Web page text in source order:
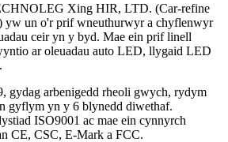
Xing HIR, LTD. (Car-refine
yw un o'r prif wneuthurwyr a chyflenwyr
ceir yn y byd. Mae ein prif linell
ar oleuadau auto LED, llygaid LED
gydag arbenigedd rheoli gwych, rydym
gyflym yn y 6 blynedd diwethaf.
ISO9001 ac mae ein cynnyrch
CE, CSC, E-Mark a FCC.